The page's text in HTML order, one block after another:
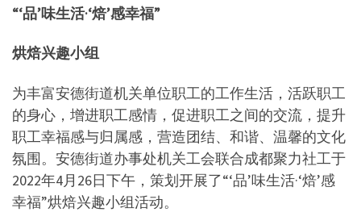
“‘品’味生活·‘焙’感幸福”
烘焙兴趣小组
为丰富安德街道机关单位职工的工作生活，活跃职工
的身心，增进职工感情，促进职工之间的交流，提升
职工幸福感与归属感，营造团结、和谐、温馨的文化
氛围。安德街道办事处机关工会联合成都聚力社工于
2022年4月26日下午，策划开展了“‘品’味生活·‘焙’感
幸福”烘焙兴趣小组活动。